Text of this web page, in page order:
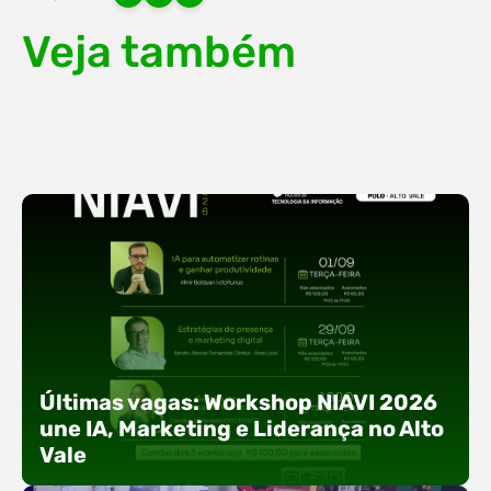
Veja também
Últimas vagas: Workshop NIAVI 2026
une IA, Marketing e Liderança no Alto
Vale